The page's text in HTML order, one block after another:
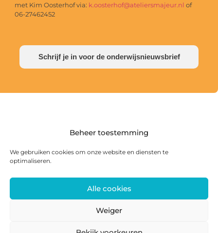
Beheer toestemming
We gebruiken cookies om onze website en diensten te
optimaliseren.
Alle cookies
Weiger
met Kim Oosterhof via: k.oosterhof@ateliersmajeur.nl of
06-27462452
Schrijf je in voor de onderwijsnieuwsbrief
Postadres: Postbus 285, 8440 AG Heerenveen |
Bezoekadres: Zwanedrift 2, 8446 KS Heerenveen
0513 468 158 | info@ateliersmajeur.nl